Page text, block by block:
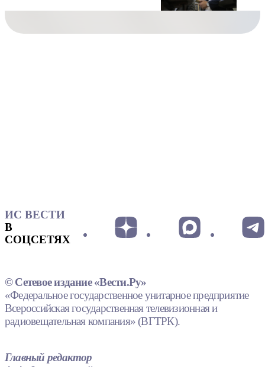
ИС ВЕСТИ
В
СОЦСЕТЯХ
© Сетевое издание «Вести.Ру»
«Федеральное государственное унитарное предприятие
Всероссийская государственная телевизионная и
радиовещательная компания» (ВГТРК).
Главный редактор